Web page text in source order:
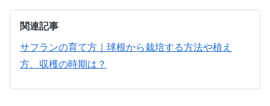
関連記事
サフランの育て方｜球根から栽培する方法や植え
方、収穫の時期は？